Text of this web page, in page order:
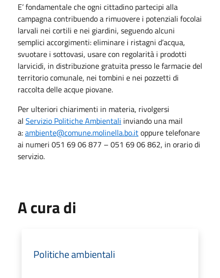
E’ fondamentale che ogni cittadino partecipi alla
campagna contribuendo a rimuovere i potenziali focolai
larvali nei cortili e nei giardini, seguendo alcuni
semplici accorgimenti: eliminare i ristagni d’acqua,
svuotare i sottovasi, usare con regolarità i prodotti
larvicidi, in distribuzione gratuita presso le farmacie del
territorio comunale, nei tombini e nei pozzetti di
raccolta delle acque piovane.
Per ulteriori chiarimenti in materia, rivolgersi
al Servizio Politiche Ambientali inviando una mail
a:ambiente@comune.molinella.bo.itoppure telefonare
ai numeri 051 69 06 877 – 051 69 06 862, in orario di
servizio.
A cura di
Politiche ambientali